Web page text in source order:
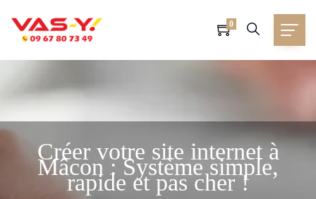
0
Créer votre site internet à
Mâcon : Système simple,
rapide et pas cher !